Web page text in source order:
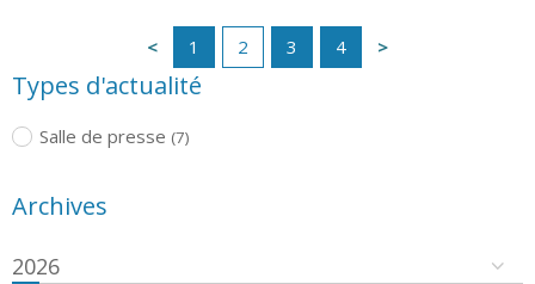
1 2 3 4
Types d'actualité
Salle de presse (7)
Archives
2026